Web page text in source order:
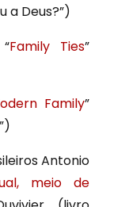
a Deus?”)
Family Ties”
Family”
Antonio
meio de